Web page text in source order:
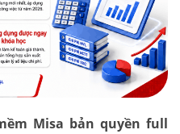
Misa bản quyền full